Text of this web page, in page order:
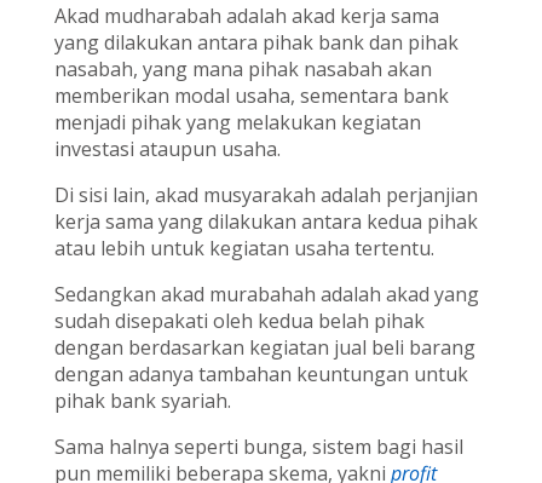
Akad mudharabah adalah akad kerja sama
yang dilakukan antara pihak bank dan pihak
nasabah, yang mana pihak nasabah akan
memberikan modal usaha, sementara bank
menjadi pihak yang melakukan kegiatan
investasi ataupun usaha.
Di sisi lain, akad musyarakah adalah perjanjian
kerja sama yang dilakukan antara kedua pihak
atau lebih untuk kegiatan usaha tertentu.
Sedangkan akad murabahah adalah akad yang
sudah disepakati oleh kedua belah pihak
dengan berdasarkan kegiatan jual beli barang
dengan adanya tambahan keuntungan untuk
pihak bank syariah.
Sama halnya seperti bunga, sistem bagi hasil
pun memiliki beberapa skema, yakni profit